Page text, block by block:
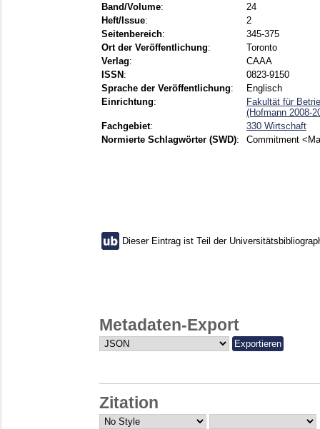
Band/Volume:
24
Heft/Issue:
2
Seitenbereich:
345-375
Ort der Veröffentlichung:
Toronto
Verlag:
CAAA
ISSN :
0823-9150
Sprache der Veröffentlichung:
Englisch
Einrichtung:
Fakultät für
(Hofmann 2008-
Fachgebiet:
330 Wirtschaft
Normierte Schlagwörter (SWD): Commitment
Dieser Eintrag ist Teil der
Metadaten-Export
Zitation